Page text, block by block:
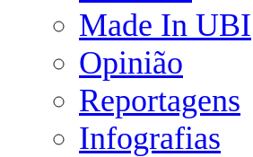
Made In UBI
Opinião
Reportagens
Infografias